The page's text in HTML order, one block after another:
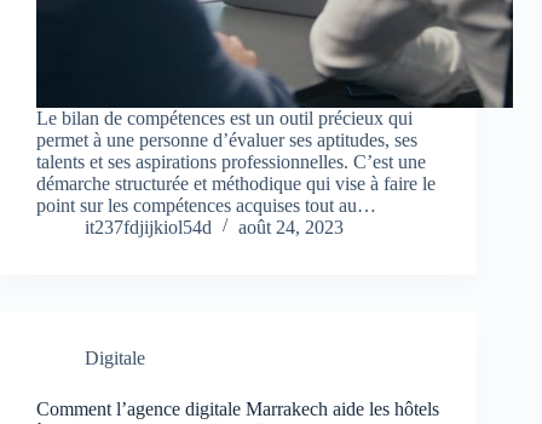
Le bilan de compétences est un outil précieux qui
permet à une personne d’évaluer ses aptitudes, ses
talents et ses aspirations professionnelles. C’est une
démarche structurée et méthodique qui vise à faire le
point sur les compétences acquises tout au…
it237fdjijkiol54d
août 24, 2023
Digitale
Comment l’agence digitale Marrakech aide les hôtels